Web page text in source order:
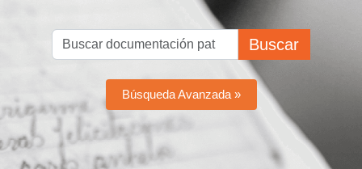
Buscar
Búsqueda Avanzada »